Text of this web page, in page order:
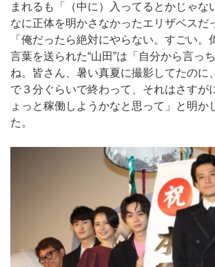
まれるも「（中に）入ってるとかじゃな
なに正体を明かさなかったエリザベスだ
「俺だったら絶対にやらない。すごい。
言葉を送られた“山田”は「自分から言っ
ね。皆さん、暑い真夏に撮影してたのに
で３分ぐらいで終わって、それはさすが
ょっと稼働しようかなと思って」と明か
た。